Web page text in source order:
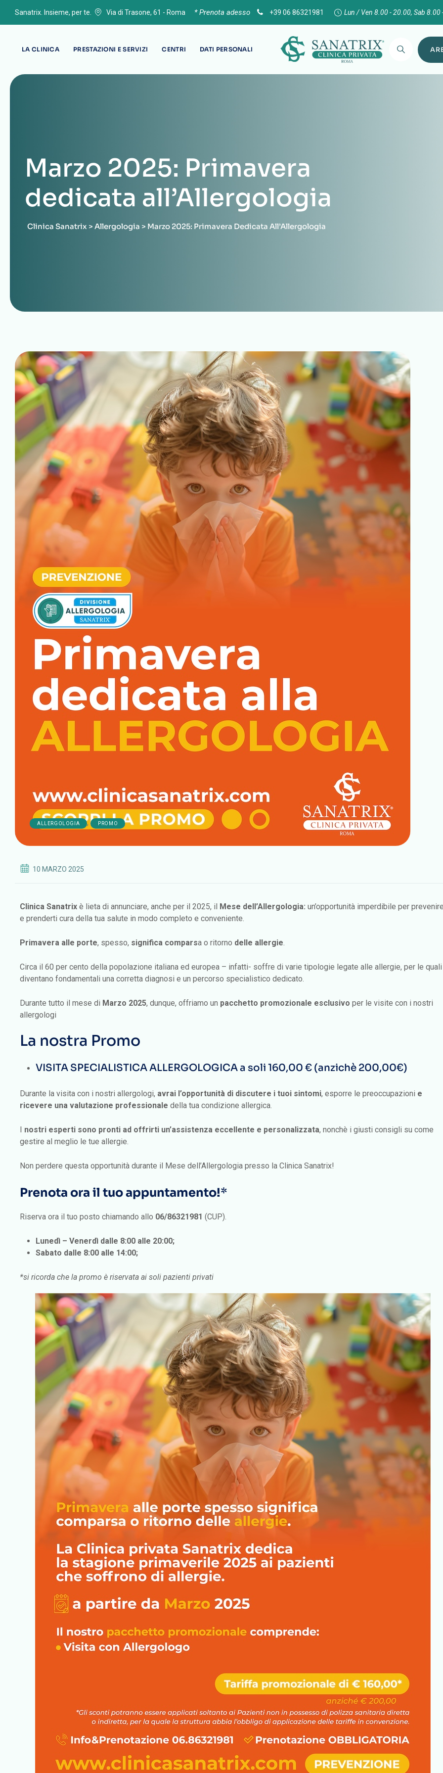
Sanatrix. Insieme, per te. Via di Trasone, 61 - Roma * Prenota adesso +39 06 86321981 Lun / Ven 8.00 - 20.00, Sab 8.00
LA CLINICA PRESTAZIONI E SERVIZI CENTRI DATI PERSONALI
Marzo 2025: Primavera
dedicata all’Allergologia
Clinica Sanatrix > Allergologia > Marzo 2025: Primavera Dedicata All’Allergologia
ALLERGOLOGIA , PROMO
10 MARZO 2025
Clinica Sanatrix è lieta di annunciare, anche per il 2025, il Mese dell’Allergologia: un’opportunità imperdibile per
e prenderti cura della tua salute in modo completo e conveniente.
Primavera alle porte, spesso, significa comparsa o ritorno delle allergie.
Circa il 60 per cento della popolazione italiana ed europea – infatti- soffre di varie tipologie legate alle allergie, per le quali
diventano fondamentali una corretta diagnosi e un percorso specialistico dedicato.
Durante tutto il mese di Marzo 2025, dunque, offriamo un pacchetto promozionale esclusivo per le visite con i nostri
allergologi
La nostra Promo
VISITA SPECIALISTICA ALLERGOLOGICA a soli 160,00 € (anzichè 200,00€)
Durante la visita con i nostri allergologi, avrai l’opportunità di discutere i tuoi sintomi, esporre le preoccupazioni e
ricevere una valutazione professionale della tua condizione allergica.
I nostri esperti sono pronti ad offrirti un’assistenza eccellente e personalizzata, nonchè i giusti consigli su come
gestire al meglio le tue allergie.
Non perdere questa opportunità durante il Mese dell’Allergologia presso la Clinica Sanatrix!
Prenota ora il tuo appuntamento!*
Riserva ora il tuo posto chiamando allo 06/86321981 (CUP).
Lunedì – Venerdì dalle 8:00 alle 20:00;
Sabato dalle 8:00 alle 14:00;
*si ricorda che la promo è riservata ai soli pazienti privati